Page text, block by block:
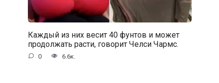
Каждый из них весит 40 фунтов и может
продолжать расти, говорит Челси Чармс.
0 6.6к.